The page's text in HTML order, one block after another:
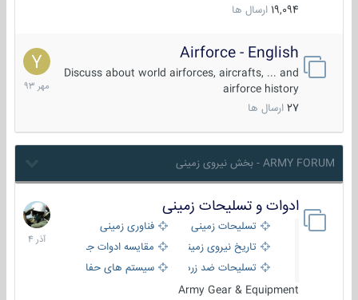
19,094 ارسال ها
Airforce - English
Discuss about world airforces, aircrafts, ... and
airforce history
27 ارسال ها
15
مهر
1393
ARMY FORUM - بخش نیروی زمینی
ادوات و تسلیحات زمینی
تسلیحات زمینی
فناوری زمینی
تاریخ نیروی زمینی
مقایسه ادوات جنگی
تسلیحات ضد زره
سیستم های حفاظت فعال
Army Gear & Equipment
21
آذر
1404